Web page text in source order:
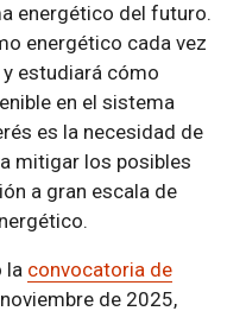
energético del futuro.
energético cada vez
estudiará cómo
en el sistema
es la necesidad de
mitigar los posibles
a gran escala de
la convocatoria de
de 2025,